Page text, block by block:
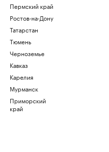
Пермский край
Ростов-на-Дону
Татарстан
Тюмень
Черноземье
Кавказ
Карелия
Мурманск
Приморский
край